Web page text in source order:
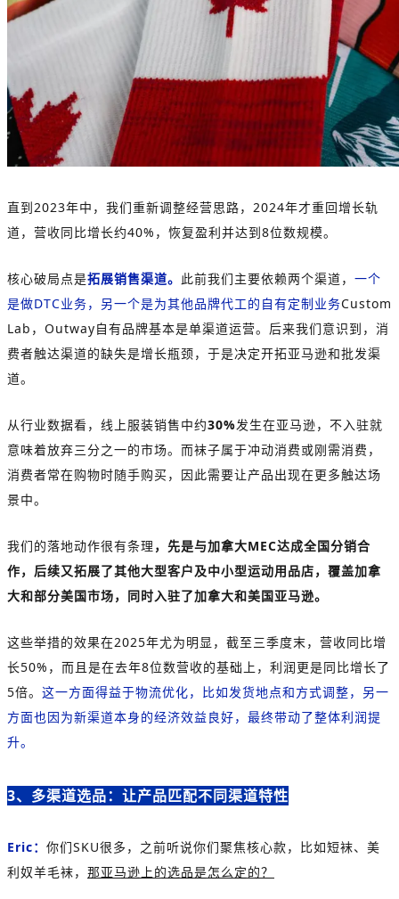
直到2023年中，我们重新调整经营思路，2024年才重回增长轨
道，营收同比增长约40%，恢复盈利并达到8位数规模。
核心破局点是拓展销售渠道。 此前我们主要依赖两个渠道， 一个
是做DTC业务，另一个是为其他品牌代工的自有定制业务Custom
Lab，Outway自有品牌基本是单渠道运营。后来我们意识到，消
费者触达渠道的缺失是增长瓶颈，于是决定开拓亚马逊和批发渠
道。
从行业数据看，线上服装销售中约30%发生在亚马逊，不入驻就
意味着放弃三分之一的市场。而袜子属于冲动消费或刚需消费，
消费者常在购物时随手购买，因此需要让产品出现在更多触达场
景中。
我们的落地动作很有条理 ，先是与加拿大MEC达成全国分销合
作，后续又拓展了其他大型客户及中小型运动用品店，覆盖加拿
大和部分美国市场，同时入驻了加拿大和美国亚马逊。
这些举措的效果在2025年尤为明显，截至三季度末，营收同比增
长50%，而且是在去年8位数营收的基础上，利润更是同比增长了
5倍。 这一方面得益于物流优化，比如发货地点和方式调整，另一
方面也因为新渠道本身的经济效益良好，最终带动了整体利润提
升。
3、多渠道选品：让产品匹配不同渠道特性
Eric： 你们SKU很多，之前听说你们聚焦核心款，比如短袜、美
利奴羊毛袜， 那亚马逊上的选品是怎么定的？